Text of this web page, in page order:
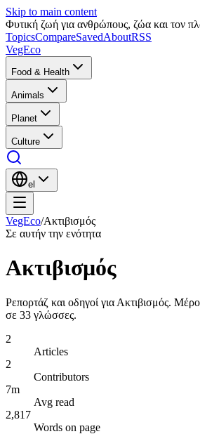
Skip to main content
Φυτική ζωή για ανθρώπους, ζώα και τον
TopicsCompareSavedAboutRSS
VegEco
Food & Health
Animals
Planet
Culture
el
VegEco/Ακτιβισμός
Σε αυτήν την ενότητα
Ακτιβισμός
Ρεπορτάζ και οδηγοί για Ακτιβισμός.
σε 33 γλώσσες.
2
Articles
2
Contributors
7m
Avg read
2,817
Words on page